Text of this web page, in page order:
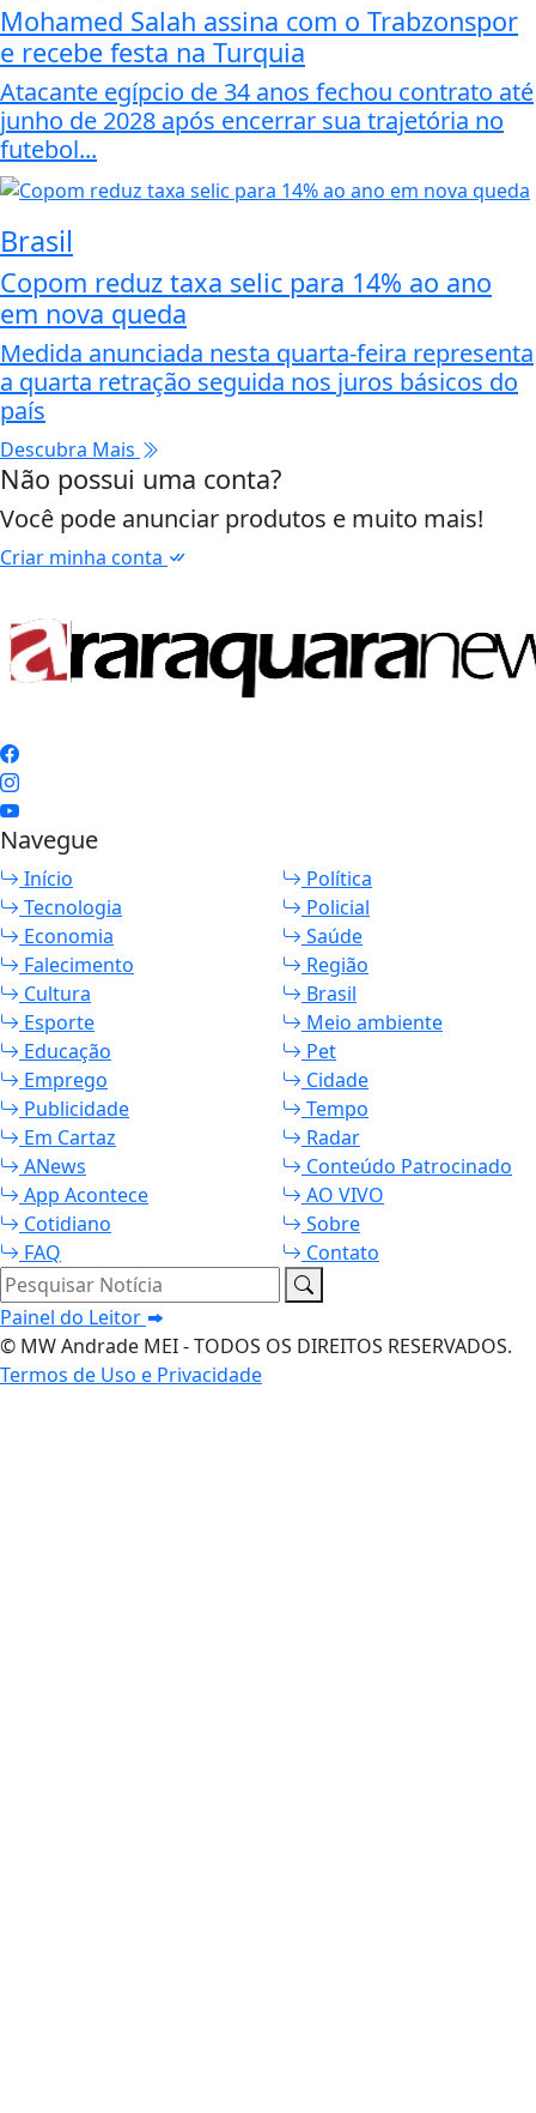
Mohamed Salah assina com o Trabzonspor
e recebe festa na Turquia
Atacante egípcio de 34 anos fechou contrato até
junho de 2028 após encerrar sua trajetória no
futebol...
Brasil
Copom reduz taxa selic para 14% ao ano
em nova queda
Medida anunciada nesta quarta-feira representa
a quarta retração seguida nos juros básicos do
país
Descubra Mais
Não possui uma conta?
Você pode anunciar produtos e muito mais!
Criar minha conta
Navegue
Início
Política
Tecnologia
Policial
Economia
Saúde
Falecimento
Região
Cultura
Brasil
Esporte
Meio ambiente
Educação
Pet
Emprego
Cidade
Publicidade
Tempo
Em Cartaz
Radar
ANews
Conteúdo Patrocinado
App Acontece
AO VIVO
Cotidiano
Sobre
FAQ
Contato
Pesquisar Notícia
Painel do Leitor
© MW Andrade MEI - TODOS OS DIREITOS RESERVADOS.
Termos de Uso e Privacidade